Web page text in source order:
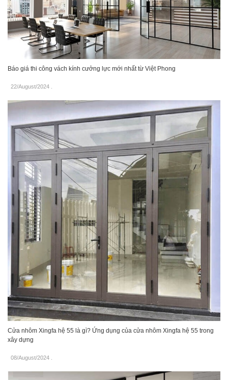
Báo giá thi công vách kính cưởng lực mới nhất từ Việt Phong
22/August/2024
Cửa nhôm Xingfa hệ 55 là gì? Ứng dụng của cửa nhôm Xingfa hệ 55 trong
xây dựng
08/August/2024